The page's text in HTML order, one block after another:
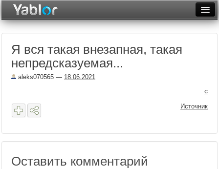
Неделя
Месяц
Я вся такая внезапная, такая
непредсказуемая...
aleks070565 — 18.06.2021
с
Источник
Оставить комментарий